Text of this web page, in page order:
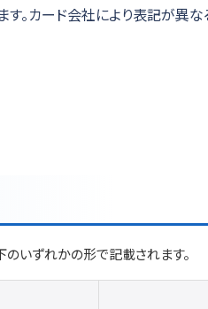
す。カード会社により表記が異
いずれかの形で記載されます。